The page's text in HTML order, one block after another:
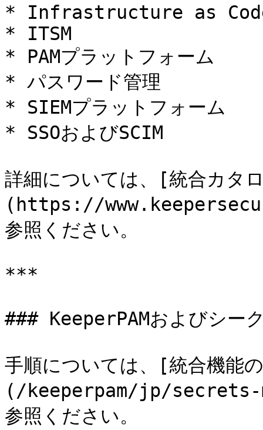
* Infrastructure as
* ITSM
* PAMプラットフォーム
* パスワード管理
* SIEMプラットフォーム
* SSOおよびSCIM
詳細については、[統合カタ
(https://
参照ください。
***
### KeeperPAMおよびシー
手順については、[統合機能
(/keeperpam/jp/
参照ください。